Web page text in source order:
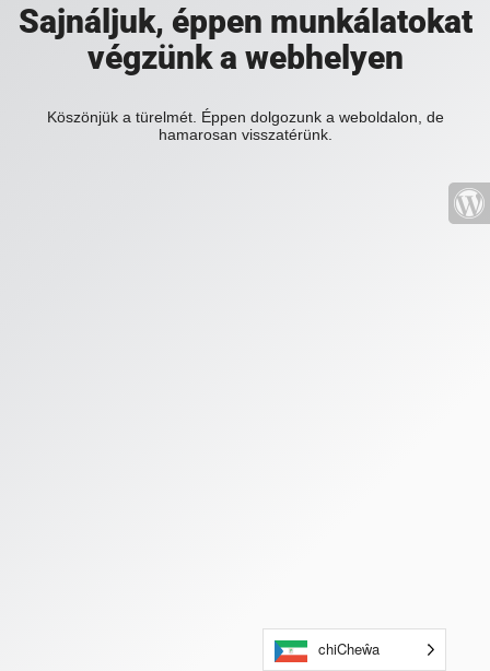
Sajnáljuk, éppen munkálatokat
végzünk a webhelyen
Köszönjük a türelmét. Éppen dolgozunk a weboldalon, de
hamarosan visszatérünk.
chiCheŵa